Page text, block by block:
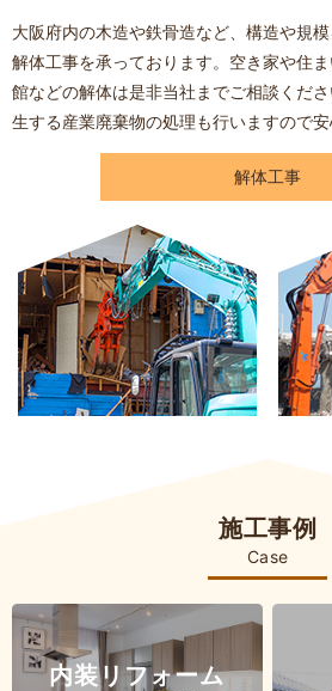
大阪府内の木造や鉄骨造など、構造や規
解体工事を承っております。空き家や住
館などの解体は是非当社までご相談くださ
生する産業廃棄物の処理も行いますので安
解体工事
施工事例
Case
内装リフォーム